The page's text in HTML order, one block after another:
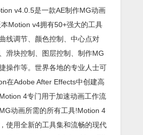
v4.0.5是一款AE制作MG动画
Motion v4拥有50+强大的工具
线调节、颜色控制、中心点对
滑块控制、图层控制、制作MG
操作等。世界各地的专业人士可
在Adobe After Effects中创建高
4专门用于加速动画工作流
动画所需的所有工具!Motion 4
使用全新的工具集和流畅的现代